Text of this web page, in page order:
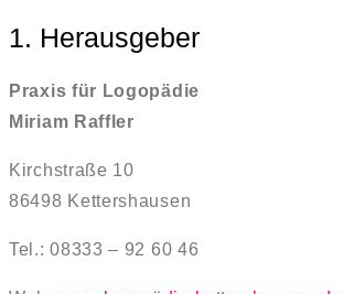
1. Herausgeber
Praxis für Logopädie
Miriam Raffler
Kirchstraße 10
86498 Kettershausen
Tel.: 08333 – 92 60 46